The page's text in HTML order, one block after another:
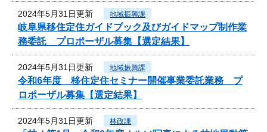
2024年5月31日更新 地域振興課
岐阜県移住定住ガイドブック及びガイドマップ制作業
務委託 プロポーザル募集【選定結果】
2024年5月31日更新 地域振興課
令和6年度 移住定住セミナー開催事業委託業務 プ
ロポーザル募集【選定結果】
2024年5月31日更新 林政課